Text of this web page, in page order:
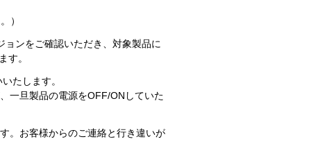
）
ンをご確認いただき、対象製品に
す。
たします。
一旦製品の電源をOFF/ONしていた
。お客様からのご連絡と行き違いが